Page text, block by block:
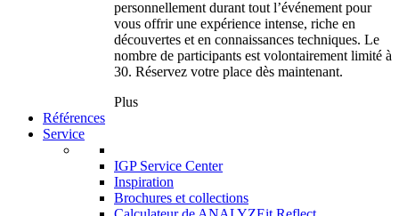
personnellement durant tout l’événement pour
vous offrir une expérience intense, riche en
découvertes et en connaissances techniques. Le
nombre de participants est volontairement limité à
30. Réservez votre place dès maintenant.
Plus
Références
Service
IGP Service Center
Inspiration
Brochures et collections